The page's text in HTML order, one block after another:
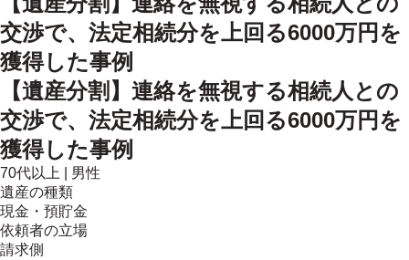
交渉で、法定相続分を上回る6000万円を
獲得した事例
【遺産分割】連絡を無視する相続人との
交渉で、法定相続分を上回る6000万円を
獲得した事例
70代以上
男性
遺産の種類
現金・預貯金
依頼者の立場
請求側